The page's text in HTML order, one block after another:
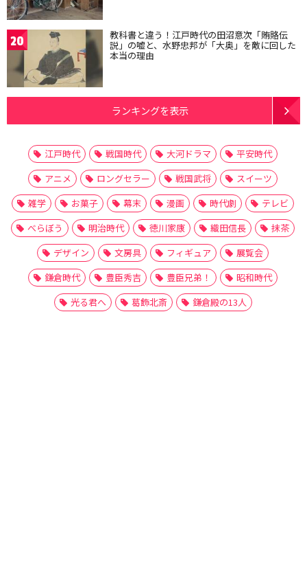
20 教科書と違う！江戸時代の田沼意次「賄賂伝
説」の嘘と、水野忠邦が「大奥」を敵に回した
本当の理由
ランキングを表示
江戸時代 戦国時代 大河ドラマ
平安時代
アニメ
ロングセラー 戦国武将
スイーツ
雑学
お菓子 幕末 漫画 時代劇
テレビ
べらぼう
明治時代 徳川家康 織田信長
抹茶
デザイン
文房具 フィギュア
展覧会
鎌倉時代
豊臣秀吉 豊臣兄弟！
昭和時代
光る君へ
葛飾北斎 鎌倉殿の13人